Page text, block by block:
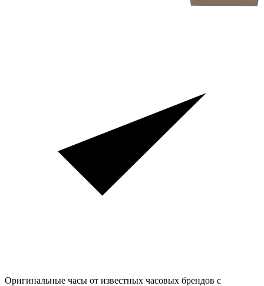
Оригинальные часы от известных часовых брендов с